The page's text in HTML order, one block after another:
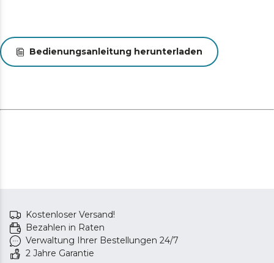
Bedienungsanleitung herunterladen
Kostenloser Versand!
Bezahlen in Raten
Verwaltung Ihrer Bestellungen 24/7
2 Jahre Garantie